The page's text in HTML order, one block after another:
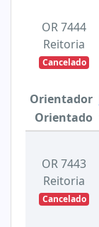
OR 7444
Reitoria
Cancelado
Orientador
Orientado
OR 7443
Reitoria
Cancelado